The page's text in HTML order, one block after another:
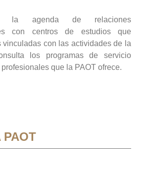
la agenda de relaciones
con centros de estudios que
vinculadas con las actividades de la
los programas de servicio
que la PAOT ofrece.
PAOT